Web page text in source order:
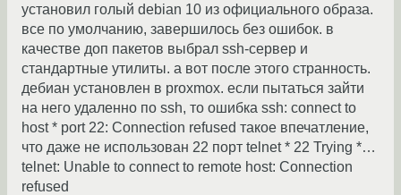
установил голый debian 10 из официального образа.
все по умолчанию, завершилось без ошибок. в
качестве доп пакетов выбрал ssh-сервер и
стандартные утилиты. а вот после этого странность.
дебиан установлен в proxmox. если пытаться зайти
на него удаленно по ssh, то ошибка ssh: connect to
host * port 22: Connection refused такое впечатление,
что даже не использован 22 порт telnet * 22 Trying *…
telnet: Unable to connect to remote host: Connection
refused